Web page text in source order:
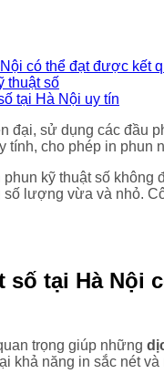
có thể đạt được
thuật số
tại Hà Nội uy tín
đại, sử dụng các đầu
cho phép in phun
kỹ thuật số
lượng vừa và nhỏ.
số tại Hà
trọng giúp những
khả năng in sắc nét